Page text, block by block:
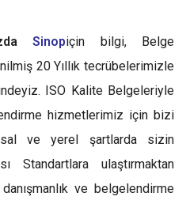
Sinopiçin bilgi, Belge
20 Yıllık tecrübelerimizle
ISO Kalite Belgeleriyle
hizmetlerimiz için bizi
ve yerel şartlarda sizin
Standartlara ulaştırmaktan
ve belgelendirme